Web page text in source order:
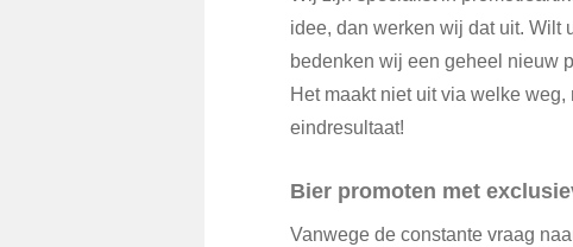
idee, dan werken wij dat uit. Wilt
bedenken wij een geheel nieuw
Het maakt niet uit via welke
eindresultaat!
Bier promoten met
Vanwege de constante vraag